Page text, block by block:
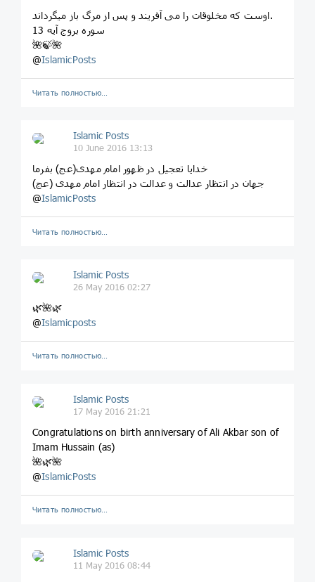
اوست که مخلوقات را می آفریند و پس از مرگ باز میگرداند.
سوره بروج آیه 13
🌺🍃🌺
@IslamicPosts
Читать полностью…
Islamic Posts
10 June 2016 13:13
خدایا تعجیل در ظهور امام مهدی(عج) بفرما
جهان در انتظار عدالت و عدالت در انتظار امام مهدی (عج)
@IslamicPosts
Читать полностью…
Islamic Posts
26 May 2016 02:27
🌿🌺🌿
@Islamicposts
Читать полностью…
Islamic Posts
17 May 2016 21:21
Congratulations on birth anniversary of Ali Akbar son of
Imam Hussain (as)
🌺🌿🌺
@IslamicPosts
Читать полностью…
Islamic Posts
11 May 2016 08:44